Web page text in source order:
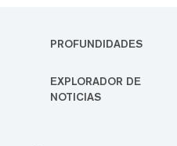
PROFUNDIDADES
EXPLORADOR DE
NOTICIAS